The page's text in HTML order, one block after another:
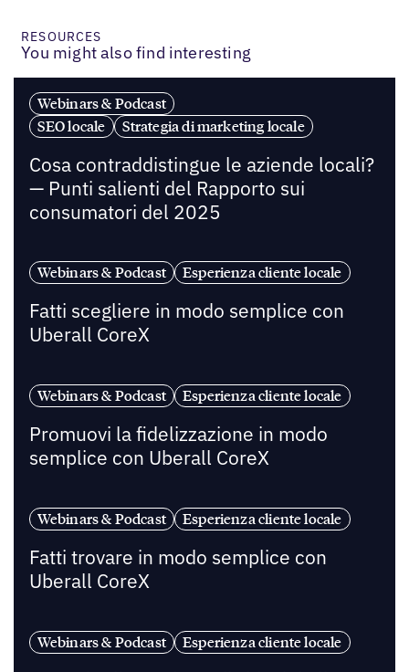
RESOURCES
You might also find interesting
Webinars & Podcast
SEO locale
Strategia di marketing locale
Cosa contraddistingue le aziende locali?
— Punti salienti del Rapporto sui
consumatori del 2025
Webinars & Podcast Esperienza cliente locale
Fatti scegliere in modo semplice con
Uberall CoreX
Webinars & Podcast Esperienza cliente locale
Promuovi la fidelizzazione in modo
semplice con Uberall CoreX
Webinars & Podcast Esperienza cliente locale
Fatti trovare in modo semplice con
Uberall CoreX
Webinars & Podcast Esperienza cliente locale